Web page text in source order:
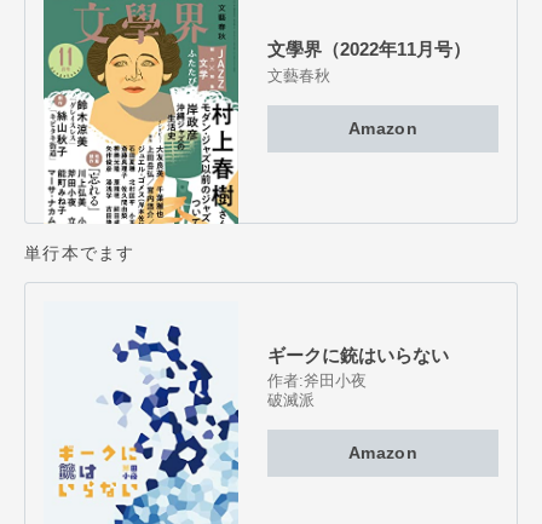
文學界（2022年11月号）
文藝春秋
Amazon
単行本でます
ギークに銃はいらない
作者:斧田小夜
破滅派
Amazon